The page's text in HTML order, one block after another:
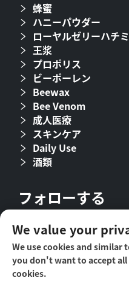
蜂蜜
ハニーパウダー
ローヤルゼリーハチ
王浆
プロポリス
ビーポーレン
Beewax
Bee Venom
成人医療
スキンケア
Daily Use
酒類
フォローする
We value your
We use cookies and
you don't want to accept all
cookies.